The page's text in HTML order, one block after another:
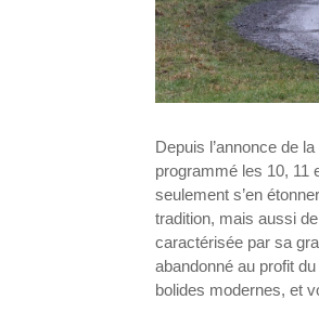
Depuis l’annonce de
programmé les 10, 11
seulement s’en
tradition, mais aussi
caractérisée par sa
abandonné au profit
bolides modernes, et